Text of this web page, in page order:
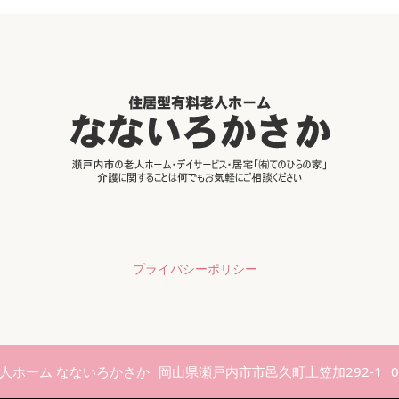
プライバシーポリシー
ホーム なないろかさか 岡山県瀬戸内市市邑久町上笠加292-1